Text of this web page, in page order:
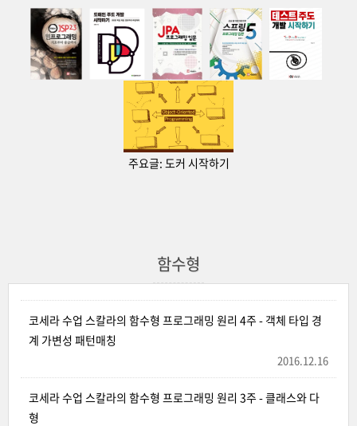
주요글: 도커 시작하기
함수형
코세라 수업 스칼라의 함수형 프로그래밍 원리 4주 - 객체 타입 경
계 가변성 패턴매칭
2016.12.16
코세라 수업 스칼라의 함수형 프로그래밍 원리 3주 - 클래스와 다
형